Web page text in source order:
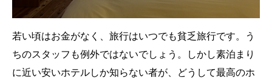
若い頃はお金がなく、旅行はいつでも貧乏旅行です。う
ちのスタッフも例外ではないでしょう。しかし素泊まり
に近い安いホテルしか知らない者が、どうして最高のホ